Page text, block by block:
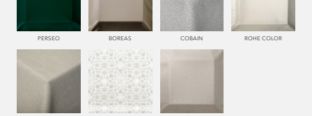
334 JEANS
987 ANTRACITA
PERSEO BOREAS COBAIN ROHE COLOR